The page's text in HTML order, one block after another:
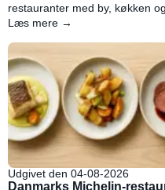
restauranter med by, køkken og
Læs mere →
Udgivet den 04-08-2026
Danmarks Michelin-